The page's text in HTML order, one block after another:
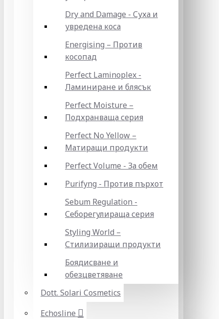
Dry and Damage - Суха и
увредена коса
Energising – Против
косопад
Perfect Laminoplex -
Ламиниране и блясък
Perfect Moisture –
Подхранваща серия
Perfect No Yellow –
Матиращи продукти
Perfect Volume - За обем
Purifyng - Против пърхот
Sebum Regulation -
Себорегулираща серия
Styling World –
Стилизиращи продукти
Боядисване и
обезцветяване
Dott. Solari Cosmetics
Echosline